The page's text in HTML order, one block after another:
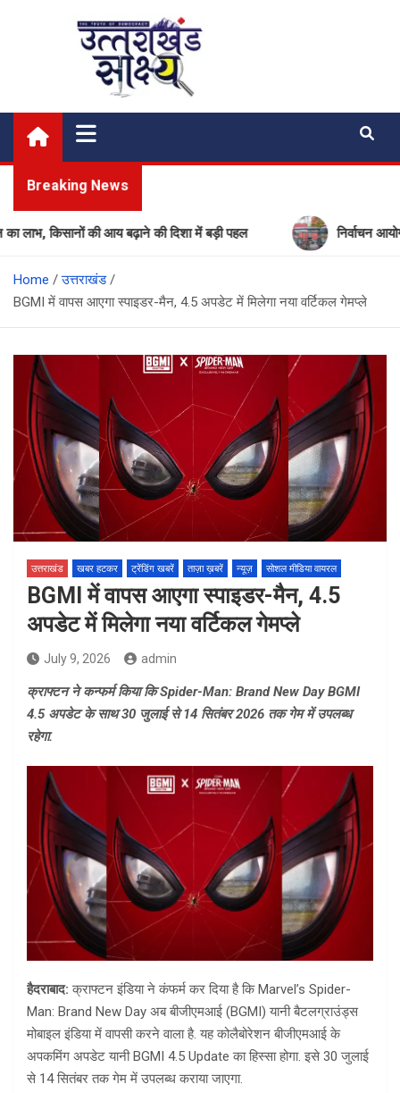
Uttarakhand Shakshya
My News Portal
Breaking News
की आय बढ़ाने की दिशा में बड़ी पहल निर्वाचन आयोग की
Home
उत्तराखंड
BGMI में वापस आएगा स्पाइडर-मैन, 4.5 अपडेट में मिलेगा नया वर्टिकल गेमप्ले
उत्तराखंड खबर हटकर ट्रेंडिंग खबरें ताज़ा ख़बरें न्यूज़ सोशल मीडिया वायरल
BGMI में वापस आएगा स्पाइडर-मैन, 4.5
अपडेट में मिलेगा नया वर्टिकल गेमप्ले
July 9, 2026 admin
क्राफ्टन ने कन्फर्म किया कि Spider-Man: Brand New Day BGMI
4.5 अपडेट के साथ 30 जुलाई से 14 सितंबर 2026 तक गेम में उपलब्ध
रहेगा.
हैदराबाद: क्राफ्टन इंडिया ने कंफर्म कर दिया है कि Marvel’s Spider-
Man: Brand New Day अब बीजीएमआई (BGMI) यानी बैटलग्राउंड्स
मोबाइल इंडिया में वापसी करने वाला है. यह कोलैबोरेशन बीजीएमआई के
अपकमिंग अपडेट यानी BGMI 4.5 Update का हिस्सा होगा. इसे 30 जुलाई
से 14 सितंबर तक गेम में उपलब्ध कराया जाएगा.